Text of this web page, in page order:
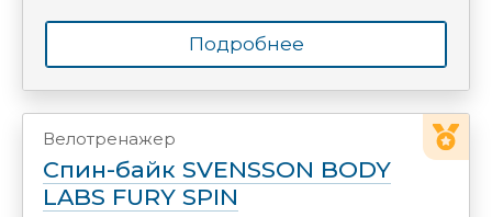
Подробнее
Велотренажер
Спин-байк SVENSSON BODY
LABS FURY SPIN